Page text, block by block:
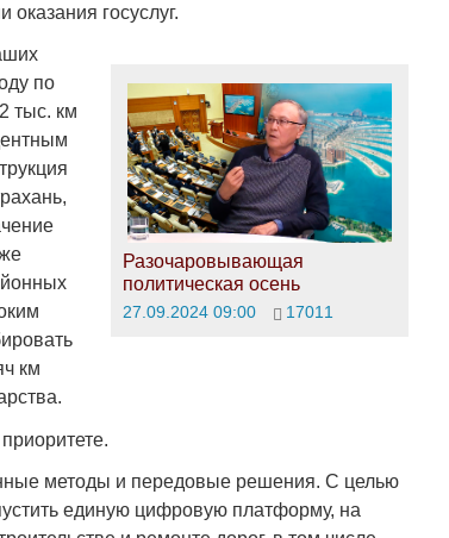
госуслуг.
Разочаровывающая
политическая осень
27.09.2024 09:00 17011
по
тыс. км
км
методы и передовые решения. С целью
единую цифровую платформу, на
Война Миров. Трамп разгромил
Сороса
08.11.2024 09:00 50969